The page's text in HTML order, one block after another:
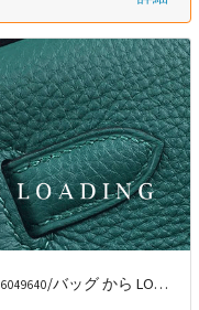
6049640/バッグ から LONGCHAMP